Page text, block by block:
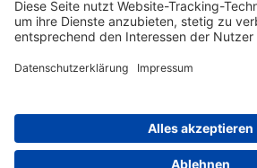
© 2025 Zander Digital Services